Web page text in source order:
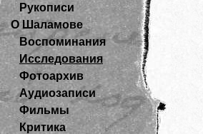
Рукописи
О Шаламове
Воспоминания
Исследования
Фотоархив
Аудиозаписи
Фильмы
Критика